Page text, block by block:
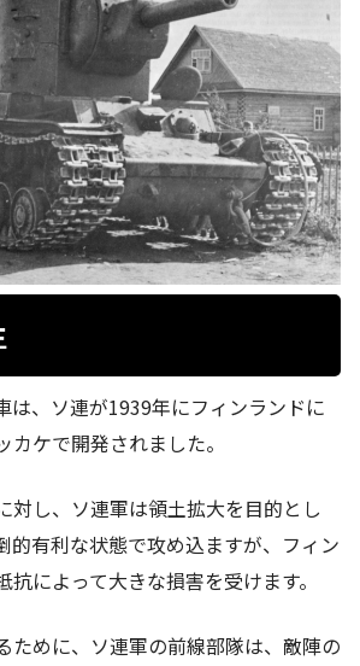
は、ソ連が1939年にフィンランドに
ケで開発されました。
対し、ソ連軍は領土拡大を目的とし
的有利な状態で攻め込ますが、フィン
抗によって大きな損害を受けます。
ために、ソ連軍の前線部隊は、敵陣の